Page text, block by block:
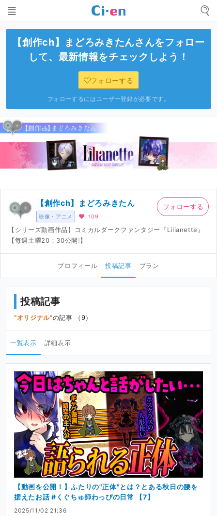
【創作ch】まどろみきたんさんをフォロー
して、最新情報をチェックしよう！
フォローする
フォローするにはユーザー登録が必要です。
映像・アニメ
【創作ch】まどろみきたん
109
【シリーズ動画作品】コミカルダークファンタジー『Lilianette』
【毎週土曜20：30公開❕】
フォローする
プロフィール 投稿記事 プラン
投稿記事
オリジナル の記事 （9）
一覧表示 詳細表示
2025/11/02 21:36
【動画を公開！】ふたりの"正体"とは？とある秋日の腰を
据えたお話 #くぐちゅ師わっぴの日常 【7】